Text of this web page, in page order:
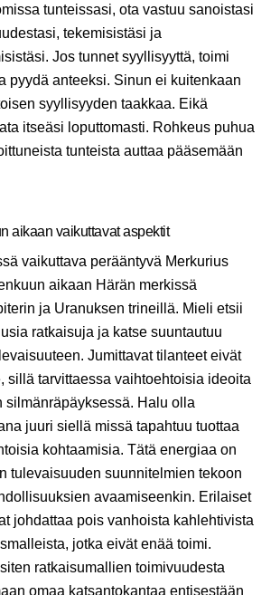
tunteissasi, ota vastuu sanoistasi
tekemisistäsi ja
Jos tunnet syyllisyyttä, toimi
pyydä anteeksi. Sinun ei kuitenkaan
syyllisyyden taakkaa. Eikä
itseäsi loputtomasti. Rohkeus puhua
tunteista auttaa pääsemään
aikaan vaikuttavat aspektit
vaikuttava perääntyvä Merkurius
aikaan Härän merkissä
ja Uranuksen trineillä. Mieli etsii
ratkaisuja ja katse suuntautuu
Jumittavat tilanteet eivät
sillä tarvittaessa vaihtoehtoisia ideoita
silmänräpäyksessä. Halu olla
juuri siellä missä tapahtuu tuottaa
kohtaamisia. Tätä energiaa on
tulevaisuuden suunnitelmien tekoon
avaamiseenkin. Erilaiset
johdattaa pois vanhoista kahlehtivista
jotka eivät enää toimi.
ratkaisumallien toimivuudesta
omaa katsantokantaa entisestään